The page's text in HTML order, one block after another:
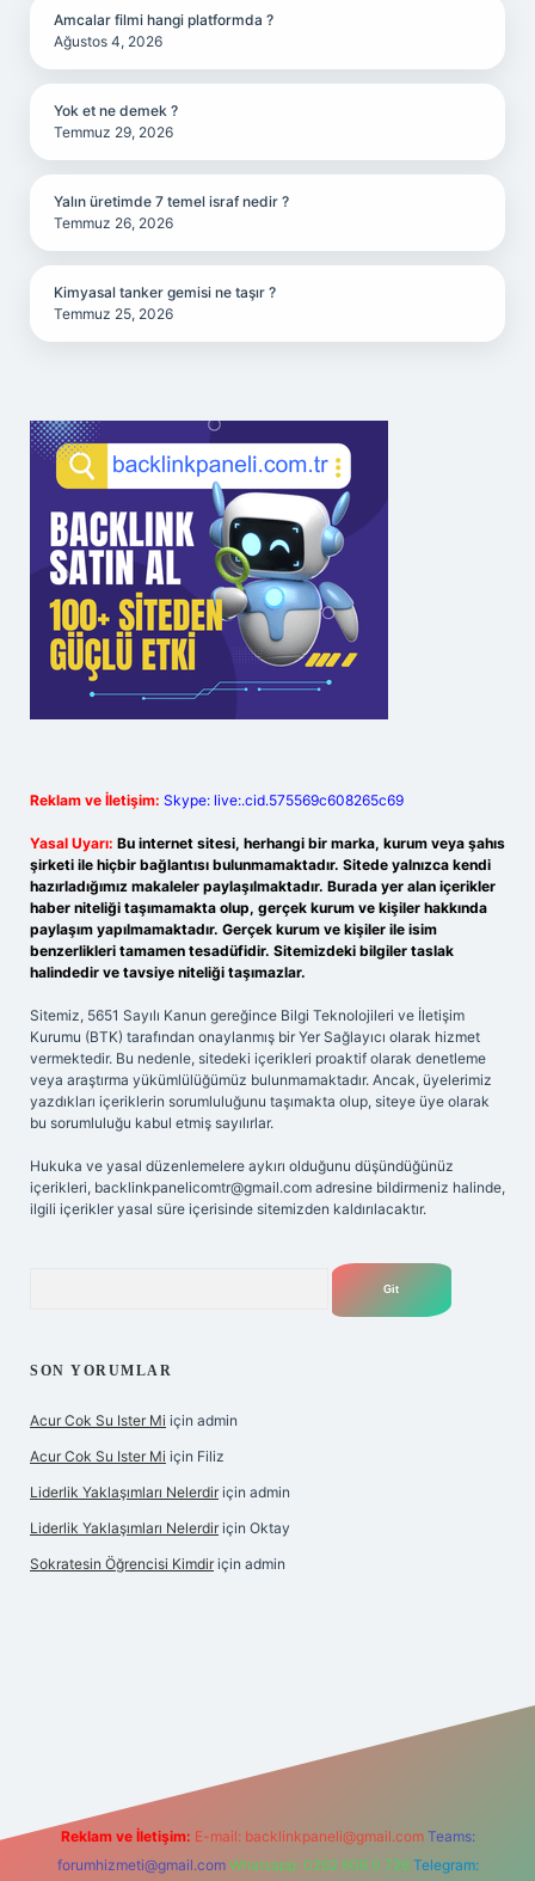
Amcalar filmi hangi platformda ?
Ağustos 4, 2026
Yok et ne demek ?
Temmuz 29, 2026
Yalın üretimde 7 temel israf nedir ?
Temmuz 26, 2026
Kimyasal tanker gemisi ne taşır ?
Temmuz 25, 2026
Reklam ve İletişim: Skype: live:.cid.575569c608265c69
Yasal Uyarı: Bu internet sitesi, herhangi bir marka, kurum veya şahıs
şirketi ile hiçbir bağlantısı bulunmamaktadır. Sitede yalnızca kendi
hazırladığımız makaleler paylaşılmaktadır. Burada yer alan içerikler
haber niteliği taşımamakta olup, gerçek kurum ve kişiler hakkında
paylaşım yapılmamaktadır. Gerçek kurum ve kişiler ile isim
benzerlikleri tamamen tesadüfidir. Sitemizdeki bilgiler taslak
halindedir ve tavsiye niteliği taşımazlar.
Sitemiz, 5651 Sayılı Kanun gereğince Bilgi Teknolojileri ve İletişim
Kurumu (BTK) tarafından onaylanmış bir Yer Sağlayıcı olarak hizmet
vermektedir. Bu nedenle, sitedeki içerikleri proaktif olarak denetleme
veya araştırma yükümlülüğümüz bulunmamaktadır. Ancak, üyelerimiz
yazdıkları içeriklerin sorumluluğunu taşımakta olup, siteye üye olarak
bu sorumluluğu kabul etmiş sayılırlar.
Hukuka ve yasal düzenlemelere aykırı olduğunu düşündüğünüz
içerikleri, backlinkpanelicomtr@gmail.com adresine bildirmeniz halinde,
ilgili içerikler yasal süre içerisinde sitemizden kaldırılacaktır.
SON YORUMLAR
Acur Cok Su Ister Mi için admin
Acur Cok Su Ister Mi için Filiz
Liderlik Yaklaşımları Nelerdir için admin
Liderlik Yaklaşımları Nelerdir için Oktay
Sokratesin Öğrencisi Kimdir için admin
Reklam ve İletişim: E-mail: backlinkpaneli@gmail.com Teams:
forumhizmeti@gmail.com Whatsapp: 0262 606 0 726 Telegram: